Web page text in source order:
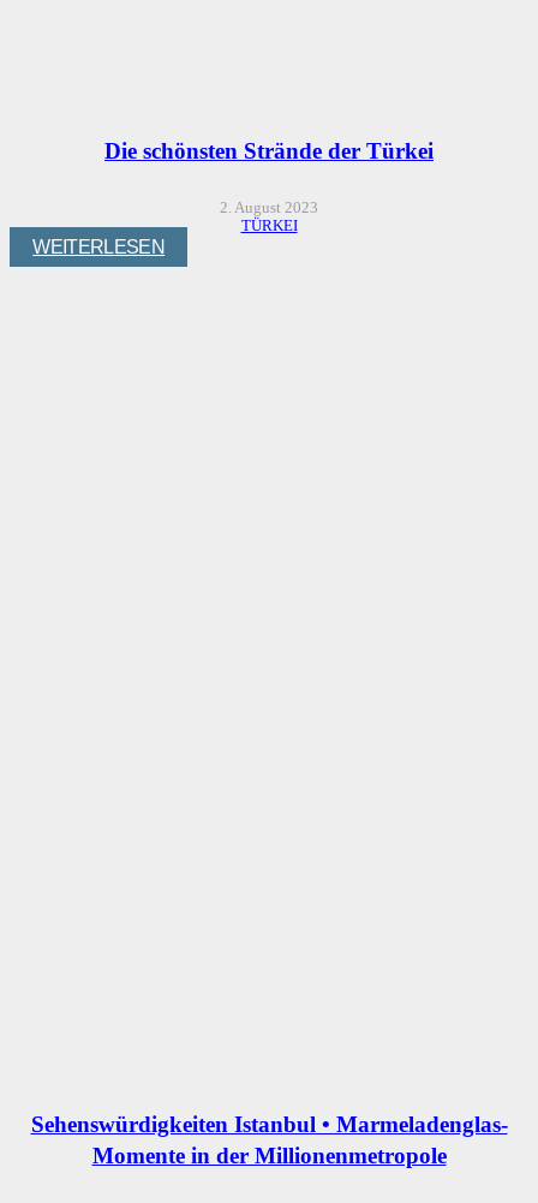
Die schönsten Strände der Türkei
2. August 2023
TÜRKEI
WEITERLESEN
Sehenswürdigkeiten Istanbul • Marmeladenglas-
Momente in der Millionenmetropole